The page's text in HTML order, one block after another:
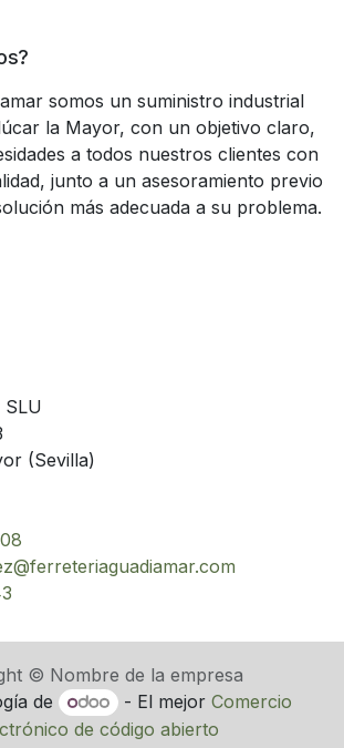
somos un suministro industrial
la Mayor, con un objetivo claro,
a todos nuestros clientes con
junto a un asesoramiento previo
más adecuada a su problema.
(Sevilla)
© Nombre de la empresa
de
- El mejorComercio
de código abierto